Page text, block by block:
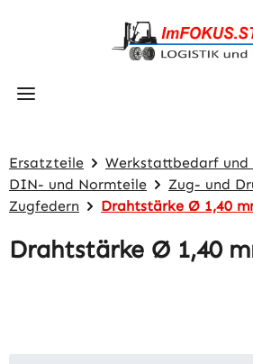
Zum Hauptinhalt springen
Ersatzteile
Werkstattbedarf und
DIN- und Normteile
Zug- und
Zugfedern
Drahtstärke Ø 1,40
Drahtstärke Ø 1,40